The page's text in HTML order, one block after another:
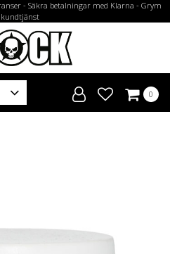
- Säkra betalningar med Klarna - Grym
kundtjänst
0